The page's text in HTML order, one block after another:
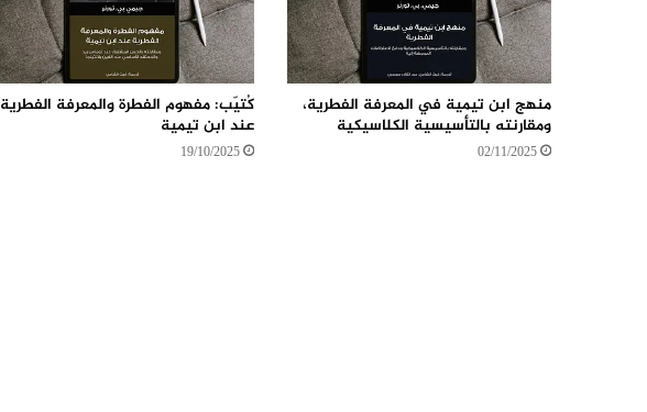
منهج ابن تيمية في المعرفة الفطرية،
ومقارنته بالتأسيسية الكلاسيكية
02/11/2025
كُتيّب: مفهوم الفطرة والمعرفة الفطرية
عند ابن تيمية
19/10/2025